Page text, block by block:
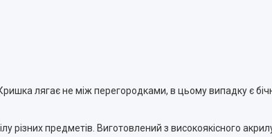
лягає не між перегородками, в цьому випадку є
різних предметів. Виготовлений з високоякісного